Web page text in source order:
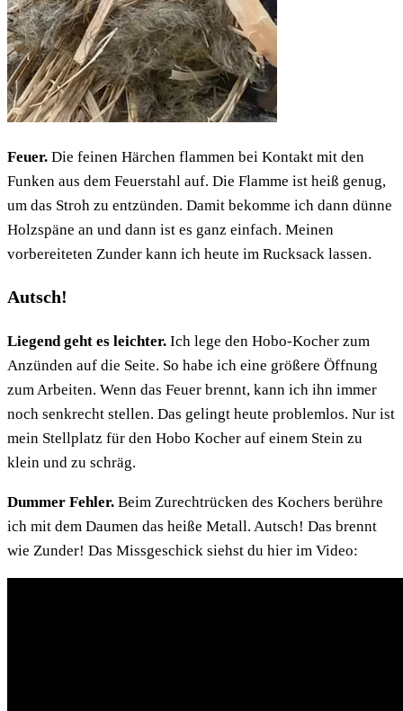
Feuer. Die feinen Härchen flammen bei Kontakt mit den
Funken aus dem Feuerstahl auf. Die Flamme ist heiß genug,
um das Stroh zu entzünden. Damit bekomme ich dann dünne
Holzspäne an und dann ist es ganz einfach. Meinen
vorbereiteten Zunder kann ich heute im Rucksack lassen.
Autsch!
Liegend geht es leichter. Ich lege den Hobo-Kocher zum
Anzünden auf die Seite. So habe ich eine größere Öffnung
zum Arbeiten. Wenn das Feuer brennt, kann ich ihn immer
noch senkrecht stellen. Das gelingt heute problemlos. Nur ist
mein Stellplatz für den Hobo Kocher auf einem Stein zu
klein und zu schräg.
Dummer Fehler. Beim Zurechtrücken des Kochers berühre
ich mit dem Daumen das heiße Metall. Autsch! Das brennt
wie Zunder! Das Missgeschick siehst du hier im Video: